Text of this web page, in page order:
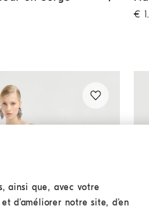
€
ainsi que, avec votre
d’améliorer notre site, d’en